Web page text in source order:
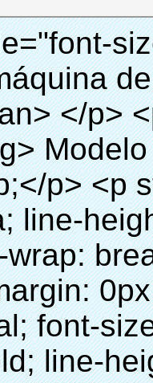
Arial, Helvetica; line-height: 18px; vertical-align: baseline; word-wrap: break-word; color: #333333;"> <span style="margin: 0px; padding: 0px; border: 0px; font-family: Arial; font-size: 10pt; font-style: inherit; font-weight: inherit; line-height: 20px; vertical-align: baseline; color: #000000;"> Puede cubrir zapatos de diferentes tamaños, una capa de película cubrirá la parte inferior del zapato. </span> </p> <p style="border: 0px; font-family: Arial, Helvetica; line-height: 18px; vertical-align: baseline; word-wrap: break-word; color: #333333;">&nbsp;</p> <p style="border: 0px; font-family: Arial, Helvetica; line-height: 18px; vertical-align: baseline; word-wrap: break-word; color: #333333;"> <em> <span style="margin: 0px; padding: 0px; border: 0px; font-family: Arial; font-size: 18px; font-style: inherit; font-weight: inherit; line-height: 27px; vertical-align: baseline; color: #339966;"> Nuestra máquina de la cubierta puede hacer y desgaste cubierta del zapato para usted automaticlly! </span> </em> </p> <p style="border: 0px; font-family: Arial, Helvetica; line-height: 18px; vertical-align: baseline; word-wrap: break-word; color: #333333;"> <em> <span style="margin: 0px; padding: 0px; border: 0px; font-family: Arial; font-size: 18px; font-style: inherit; font-weight: inherit; line-height: 27px; vertical-align: baseline; color: #339966;"> Con el uso de la cubierta del zapato, se puede mantener el piso limpio y evitar la infección cruzada! </span> </em> </p> <p style="border: 0px; font-family: Arial, Helvetica; line-height: 18px; vertical-align: baseline; word-wrap: break-word; color: #333333;">&nbsp;</